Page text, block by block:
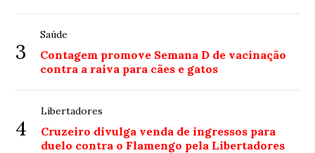
3
Saúde
Contagem promove Semana D de vacinação
contra a raiva para cães e gatos
4
Libertadores
Cruzeiro divulga venda de ingressos para
duelo contra o Flamengo pela Libertadores